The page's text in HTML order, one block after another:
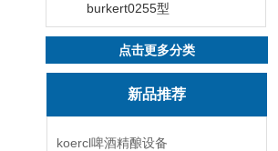
burkert0255型
点击更多分类
新品推荐
koercl啤酒精酿设备